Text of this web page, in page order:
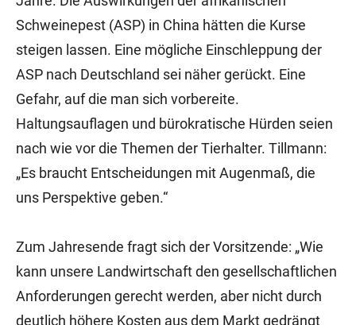
Schweinepest (ASP) in China hätten die Kurse
steigen lassen. Eine mögliche Einschleppung der
ASP nach Deutschland sei näher gerückt. Eine
Gefahr, auf die man sich vorbereite.
Haltungsauflagen und bürokratische Hürden seien
nach wie vor die Themen der Tierhalter. Tillmann:
„Es braucht Entscheidungen mit Augenmaß, die
uns Perspektive geben.“
Zum Jahresende fragt sich der Vorsitzende: „Wie
kann unsere Landwirtschaft den gesellschaftlichen
Anforderungen gerecht werden, aber nicht durch
deutlich höhere Kosten aus dem Markt gedrängt